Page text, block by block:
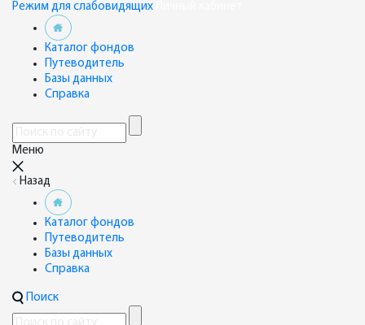
Режим для слабовидящих
Каталог фондов
Путеводитель
Базы данных
Справка
Меню
Назад
Каталог фондов
Путеводитель
Базы данных
Справка
Поиск